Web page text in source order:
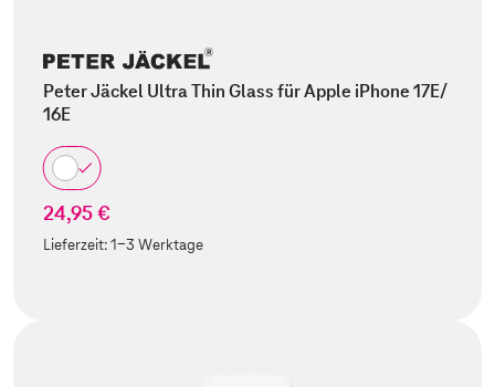
Peter Jäckel Ultra Thin Glass für Apple iPhone 17E/
16E
24,95 €
Lieferzeit:1-3 Werktage